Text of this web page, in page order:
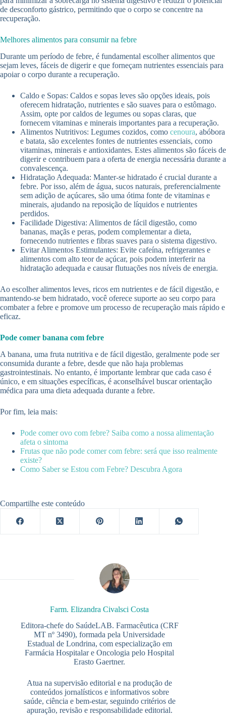
de desconforto gástrico, permitindo que o corpo se concentre na
recuperação.
Melhores alimentos para consumir na febre
Durante um período de febre, é fundamental escolher alimentos que
sejam leves, fáceis de digerir e que forneçam nutrientes essenciais para
apoiar o corpo durante a recuperação.
Caldo e Sopas: Caldos e sopas leves são opções ideais, pois
oferecem hidratação, nutrientes e são suaves para o estômago.
Assim, opte por caldos de legumes ou sopas claras, que
fornecem vitaminas e minerais importantes para a recuperação.
Alimentos Nutritivos: Legumes cozidos, como cenoura, abóbora
e batata, são excelentes fontes de nutrientes essenciais, como
vitaminas, minerais e antioxidantes. Estes alimentos são fáceis de
digerir e contribuem para a oferta de energia necessária durante a
convalescença.
Hidratação Adequada: Manter-se hidratado é crucial durante a
febre. Por isso, além de água, sucos naturais, preferencialmente
sem adição de açúcares, são uma ótima fonte de vitaminas e
minerais, ajudando na reposição de líquidos e nutrientes
perdidos.
Facilidade Digestiva: Alimentos de fácil digestão, como
bananas, maçãs e peras, podem complementar a dieta,
fornecendo nutrientes e fibras suaves para o sistema digestivo.
Evitar Alimentos Estimulantes: Evite cafeína, refrigerantes e
alimentos com alto teor de açúcar, pois podem interferir na
hidratação adequada e causar flutuações nos níveis de energia.
Ao escolher alimentos leves, ricos em nutrientes e de fácil digestão, e
mantendo-se bem hidratado, você oferece suporte ao seu corpo para
combater a febre e promove um processo de recuperação mais rápido e
eficaz.
Pode comer banana com febre
A banana, uma fruta nutritiva e de fácil digestão, geralmente pode ser
consumida durante a febre, desde que não haja problemas
gastrointestinais. No entanto, é importante lembrar que cada caso é
único, e em situações específicas, é aconselhável buscar orientação
médica para uma dieta adequada durante a febre.
Por fim, leia mais:
Pode comer ovo com febre? Saiba como a nossa alimentação
afeta o sintoma
Frutas que não pode comer com febre: será que isso realmente
existe?
Como Saber se Estou com Febre? Descubra Agora
Compartilhe este conteúdo
Farm. Elizandra Civalsci Costa
Editora-chefe do SaúdeLAB. Farmacêutica (CRF
MT nº 3490), formada pela Universidade
Estadual de Londrina, com especialização em
Farmácia Hospitalar e Oncologia pelo Hospital
Erasto Gaertner.
Atua na supervisão editorial e na produção de
conteúdos jornalísticos e informativos sobre
saúde, ciência e bem-estar, seguindo critérios de
apuração, revisão e responsabilidade editorial.